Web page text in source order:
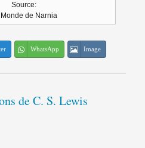
Source:
Monde de Narnia
WhatsApp Image
de C. S. Lewis